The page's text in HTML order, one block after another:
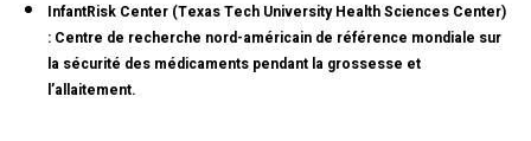
InfantRisk Center (Texas Tech University Health Sciences Center)
: Centre de recherche nord-américain de référence mondiale sur
la sécurité des médicaments pendant la grossesse et
l’allaitement.